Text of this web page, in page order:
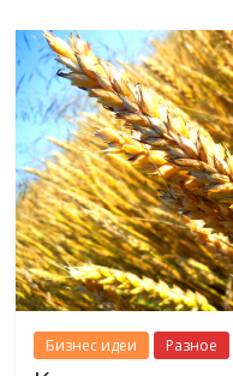
Бизнес идеи Разное